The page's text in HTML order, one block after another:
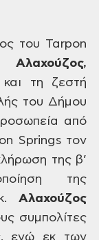
του Tarpon
τη ζεστή
του Δήμου
από
Springs τον
της β’
της
Αλαχούζος
συμπολίτες
ενώ εκ των